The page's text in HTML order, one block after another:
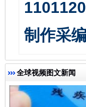
制作采
全球视频图文新闻
事关残疾